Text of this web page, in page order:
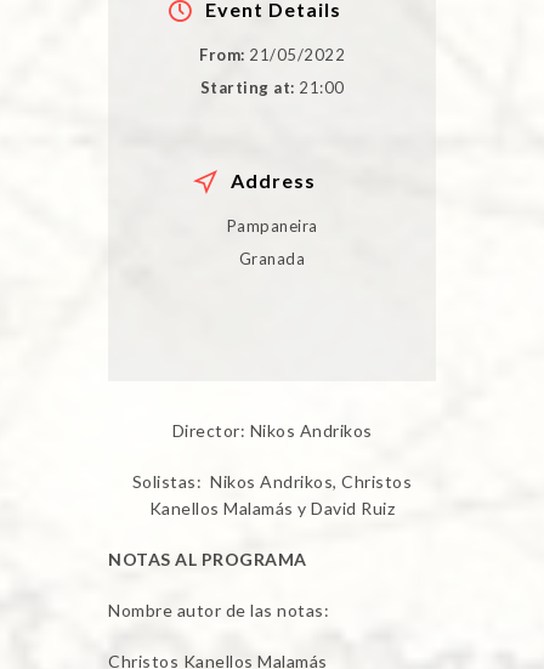
Event Details
From: 21/05/2022
Starting at: 21:00
Address
Pampaneira
Granada
Director: Nikos Andrikos
Solistas: Nikos Andrikos, Christos
Kanellos Malamás y David Ruiz
NOTAS AL PROGRAMA
Nombre autor de las notas:
Christos Kanellos Malamás